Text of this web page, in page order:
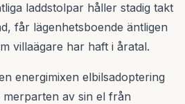
laddstolpar håller stadig takt
får lägenhetsboende äntligen
villaägare har haft i åratal.
energimixen elbilsadoptering
av sin el från